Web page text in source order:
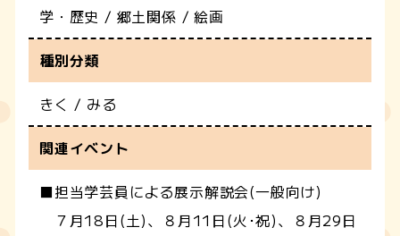
学・歴史 / 郷土関係 / 絵画
種別分類
きく / みる
関連イベント
■担当学芸員による展示解説会(一般向け)
７月18日(土)、８月11日(火･祝)、８月29日